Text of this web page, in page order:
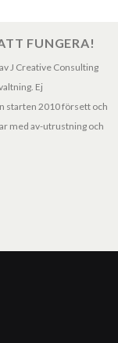
FUNGERA!
J Creative Consulting
Ej
starten 2010 försett och
med av-utrustning och